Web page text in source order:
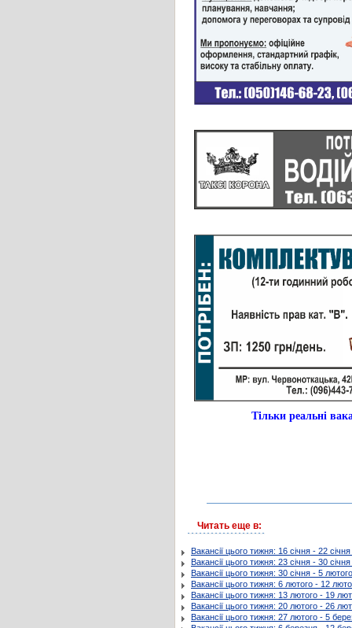
Тільки реальні
Читать еще в:
Вакансії цього тижня: 16 січня - 22
Вакансії цього тижня: 23 січня - 30
Вакансії цього тижня: 30 січня - 5
Вакансії цього тижня: 6 лютого - 12
Вакансії цього тижня: 13 лютого - 19
Вакансії цього тижня: 20 лютого - 26
Вакансії цього тижня: 27 лютого - 5